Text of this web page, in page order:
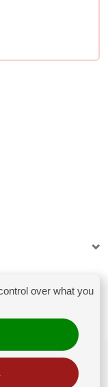
over what you